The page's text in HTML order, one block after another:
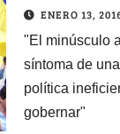
ENERO 13,
"El minúsculo
síntoma de
política
gobernar"